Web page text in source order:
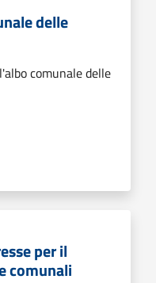
delle
comunale delle
per il
comunali